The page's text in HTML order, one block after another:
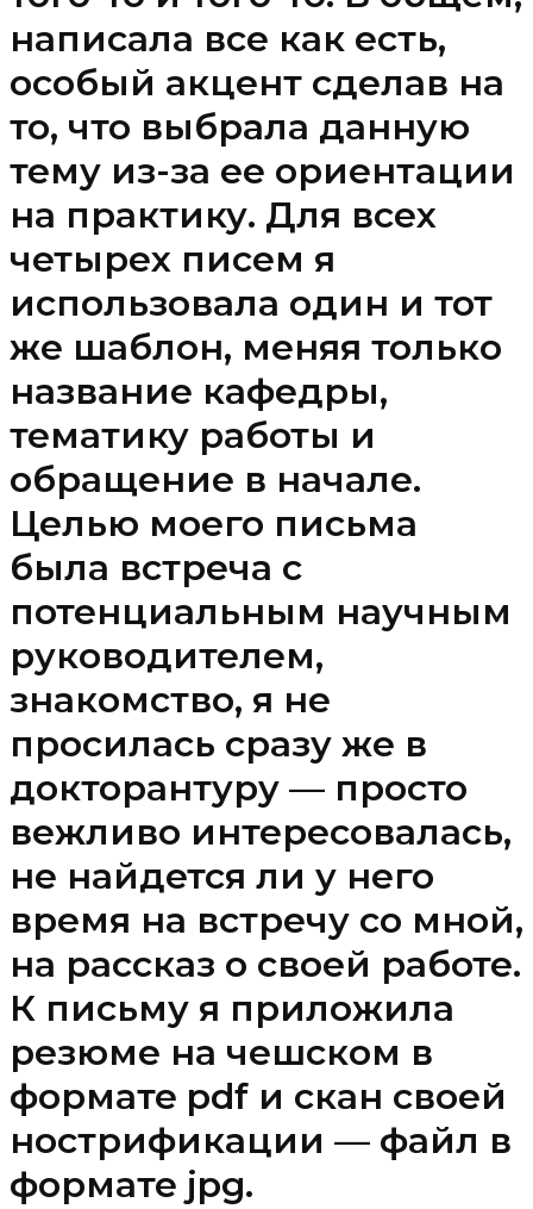
написала все как есть,
особый акцент сделав на
то, что выбрала данную
тему из-за ее ориентации
на практику. Для всех
четырех писем я
использовала один и тот
же шаблон, меняя только
название кафедры,
тематику работы и
обращение в начале.
Целью моего письма
была встреча с
потенциальным научным
руководителем,
знакомство, я не
просилась сразу же в
докторантуру — просто
вежливо интересовалась,
не найдется ли у него
время на встречу со мной,
на рассказ о своей работе.
К письму я приложила
резюме на чешском в
формате pdf и скан своей
нострификации — файл в
формате jpg.